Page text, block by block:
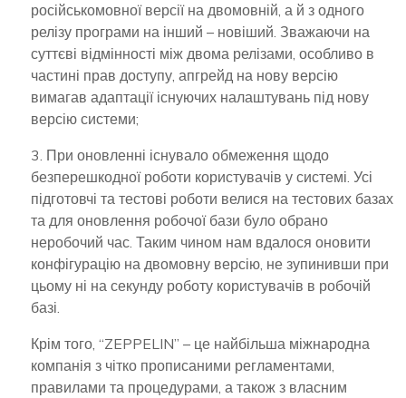
російськомовної версії на двомовній, а й з одного
релізу програми на інший – новіший. Зважаючи на
суттєві відмінності між двома релізами, особливо в
частині прав доступу, апгрейд на нову версію
вимагав адаптації існуючих налаштувань під нову
версію системи;
3. При оновленні існувало обмеження щодо
безперешкодної роботи користувачів у системі. Усі
підготовчі та тестові роботи велися на тестових базах
та для оновлення робочої бази було обрано
неробочий час. Таким чином нам вдалося оновити
конфігурацію на двомовну версію, не зупинивши при
цьому ні на секунду роботу користувачів в робочій
базі.
Крім того, “ZEPPELIN” – це найбільша міжнародна
компанія з чітко прописаними регламентами,
правилами та процедурами, а також з власним